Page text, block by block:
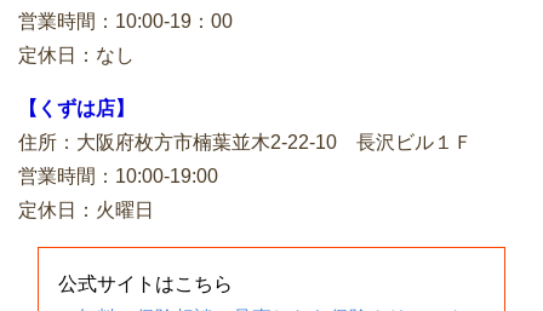
営業時間：10:00-19：00
定休日：なし
【くずは店】
住所：大阪府枚方市楠葉並木2-22-10 長沢ビル１Ｆ
営業時間：10:00-19:00
定休日：火曜日
公式サイトはこちら